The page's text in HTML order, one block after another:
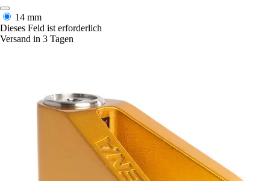
14 mm
Dieses Feld ist erforderlich
Versand in 3 Tagen